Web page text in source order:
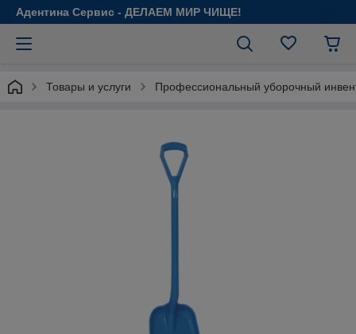
Адентина Сервис - ДЕЛАЕМ МИР ЧИЩЕ!
Товары и услуги Профессиональный уборочный